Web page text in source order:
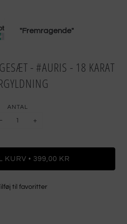
"Fremragende"
- #AURIS - 18 KARAT
ANTAL
+
KURV • 399,00 KR
til favoritter